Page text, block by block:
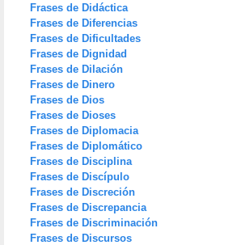
Frases de Didáctica
Frases de Diferencias
Frases de Dificultades
Frases de Dignidad
Frases de Dilación
Frases de Dinero
Frases de Dios
Frases de Dioses
Frases de Diplomacia
Frases de Diplomático
Frases de Disciplina
Frases de Discípulo
Frases de Discreción
Frases de Discrepancia
Frases de Discriminación
Frases de Discursos